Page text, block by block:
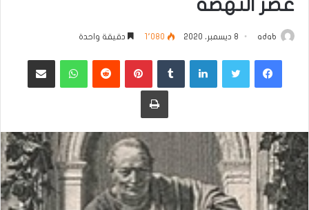
عصر النهضة
adab 8 ديسمبر، 2020 1٬080 دقيقة واحدة
فيسبوكتويتر لينكدإن ‏Tumblr بينتيريست
‏Reddit واتساب مشاركة عبر البريد
طباعة